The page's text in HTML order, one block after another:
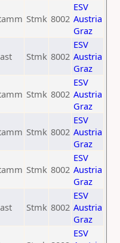
Stmk 8002
ESV
Austria
Graz
Stmk 8002
ESV
Austria
Graz
Stmk 8002
ESV
Austria
Graz
Stmk 8002
ESV
Austria
Graz
Stmk 8002
ESV
Austria
Graz
Stmk 8002
ESV
Austria
Graz
ESV